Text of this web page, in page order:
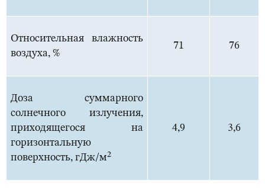
Относительная влажность
воздуха, %
71 76
Доза суммарного
солнечного излучения,
приходящегося на
горизонтальную
поверхность, гДж/м2
4,9 3,6